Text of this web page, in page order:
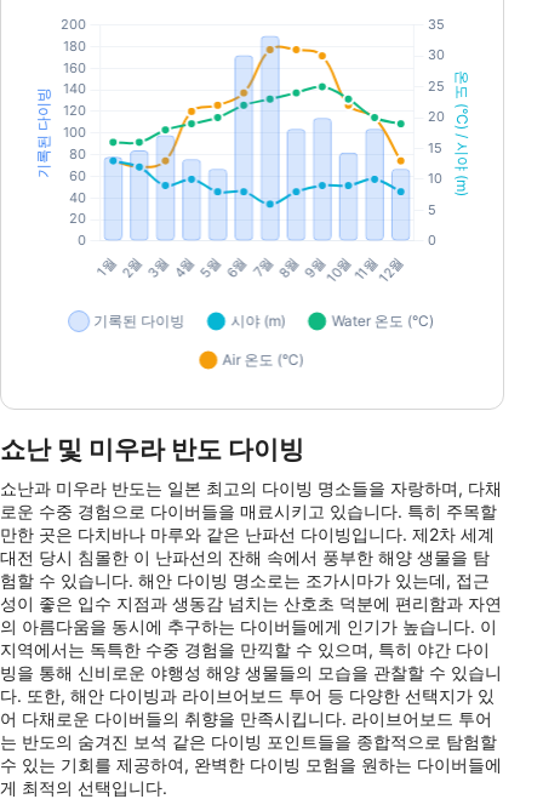
쇼난 및 미우라 반도 다이빙
쇼난과 미우라 반도는 일본 최고의 다이빙 명소들을 자랑하며, 다채
로운 수중 경험으로 다이버들을 매료시키고 있습니다. 특히 주목할
만한 곳은 다치바나 마루와 같은 난파선 다이빙입니다. 제2차 세계
대전 당시 침몰한 이 난파선의 잔해 속에서 풍부한 해양 생물을 탐
험할 수 있습니다. 해안 다이빙 명소로는 조가시마가 있는데, 접근
성이 좋은 입수 지점과 생동감 넘치는 산호초 덕분에 편리함과 자연
의 아름다움을 동시에 추구하는 다이버들에게 인기가 높습니다. 이
지역에서는 독특한 수중 경험을 만끽할 수 있으며, 특히 야간 다이
빙을 통해 신비로운 야행성 해양 생물들의 모습을 관찰할 수 있습니
다. 또한, 해안 다이빙과 라이브어보드 투어 등 다양한 선택지가 있
어 다채로운 다이버들의 취향을 만족시킵니다. 라이브어보드 투어
는 반도의 숨겨진 보석 같은 다이빙 포인트들을 종합적으로 탐험할
수 있는 기회를 제공하여, 완벽한 다이빙 모험을 원하는 다이버들에
게 최적의 선택입니다.